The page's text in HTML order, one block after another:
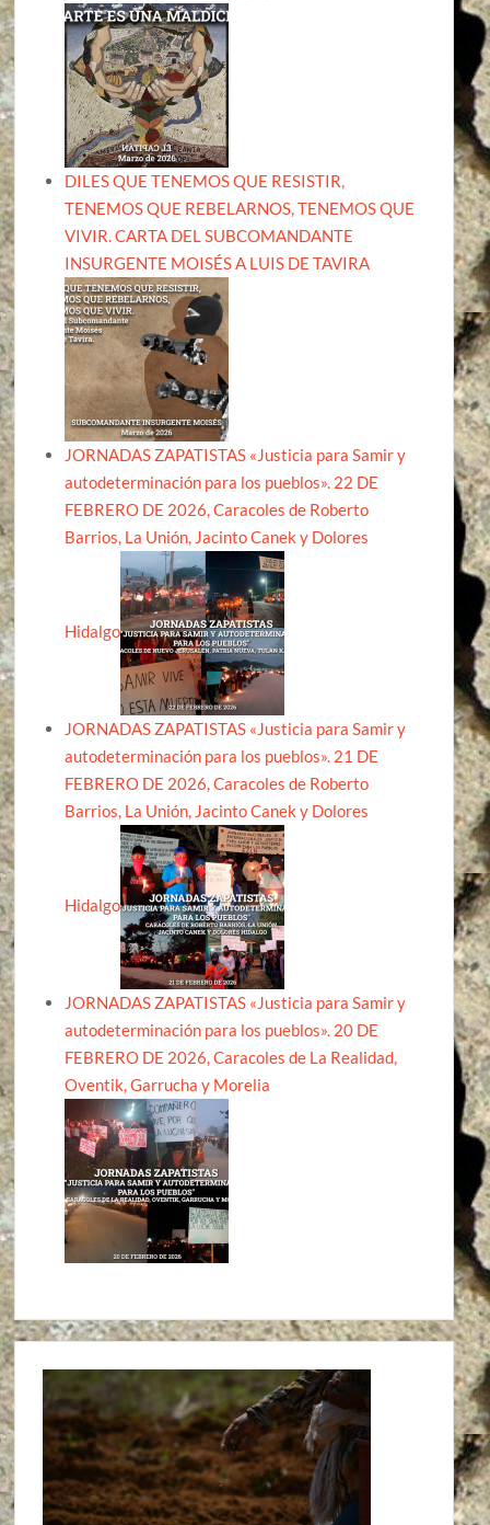
DILES QUE TENEMOS QUE RESISTIR,
TENEMOS QUE REBELARNOS, TENEMOS QUE
VIVIR. CARTA DEL SUBCOMANDANTE
INSURGENTE MOISÉS A LUIS DE TAVIRA
JORNADAS ZAPATISTAS «Justicia para Samir y
autodeterminación para los pueblos». 22 DE
FEBRERO DE 2026, Caracoles de Roberto
Barrios, La Unión, Jacinto Canek y Dolores
Hidalgo
JORNADAS ZAPATISTAS «Justicia para Samir y
autodeterminación para los pueblos». 21 DE
FEBRERO DE 2026, Caracoles de Roberto
Barrios, La Unión, Jacinto Canek y Dolores
Hidalgo
JORNADAS ZAPATISTAS «Justicia para Samir y
autodeterminación para los pueblos». 20 DE
FEBRERO DE 2026, Caracoles de La Realidad,
Oventik, Garrucha y Morelia